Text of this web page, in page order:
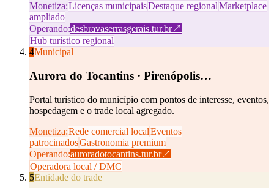
Monetiza:Licenças municipaisDestaque regionalMarketplace
ampliado
Operando:desbravaserrasgerais.tur.br↗
Hub turístico regional
4Municipal
Aurora do Tocantins · Pirenópolis…
Portal turístico do município com pontos de interesse, eventos,
hospedagem e o trade local agregado.
Monetiza:Rede comercial localEventos
patrocinadosGastronomia premium
Operando:auroradotocantins.tur.br↗
Operadora local / DMC
5Entidade do trade